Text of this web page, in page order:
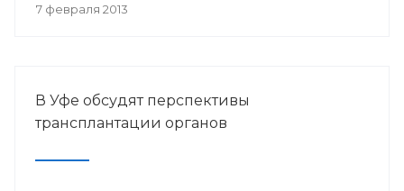
7 февраля 2013
В Уфе обсудят перспективы
трансплантации органов